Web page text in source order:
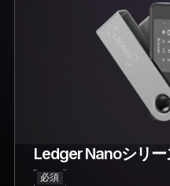
Ledger Nanoシリー
必須